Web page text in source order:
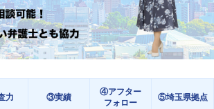
力 ③実績
④アフター
フォロー
⑤埼玉県拠点